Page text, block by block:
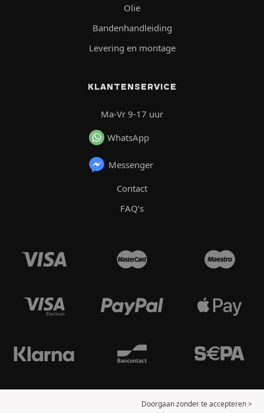
Olie
Bandenhandleiding
Levering en montage
KLANTENSERVICE
Ma-Vr 9-17 uur
WhatsApp
Messenger
Contact
FAQ’s
Doorgaan zonder te accepteren >